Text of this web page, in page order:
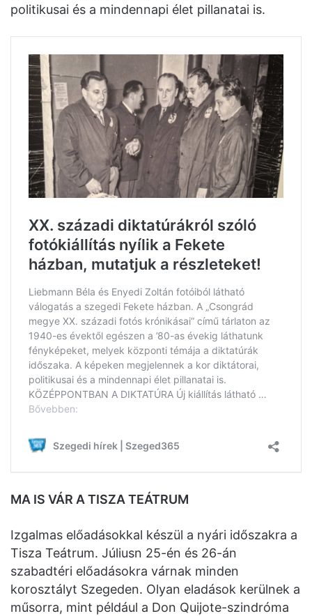
politikusai és a mindennapi élet pillanatai is.
MA IS VÁR A TISZA TEÁTRUM
Izgalmas előadásokkal készül a nyári időszakra a
Tisza Teátrum. Júliusn 25-én és 26-án
szabadtéri előadásokra várnak minden
korosztályt Szegeden. Olyan eladások kerülnek a
műsorra, mint például a Don Quijote-szindróma